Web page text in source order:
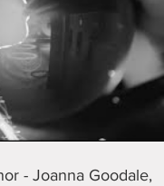
Lire la vidéo
- Joanna Goodale,